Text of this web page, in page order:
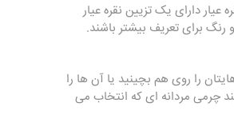
دارای یک تزیین نقره عیار
رنگ برای تعریف بیشتر باشند.
را روی هم بچینید یا آن ‌ها را
چرمی مردانه ای که انتخاب می